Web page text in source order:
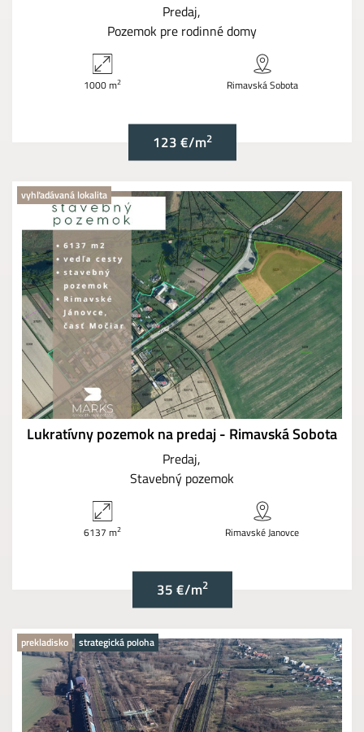
Predaj
Pozemok pre rodinné domy
1000 m2 Rimavská Sobota
123 €/m2
vyhľadávaná lokalita
Lukratívny pozemok na predaj - Rimavská Sobota
Predaj
Stavebný pozemok
6137 m2 Rimavské Janovce
35 €/m2
prekladisko strategická poloha